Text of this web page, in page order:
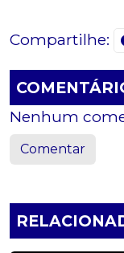
Compartilhe:
Nenhum
Comentar